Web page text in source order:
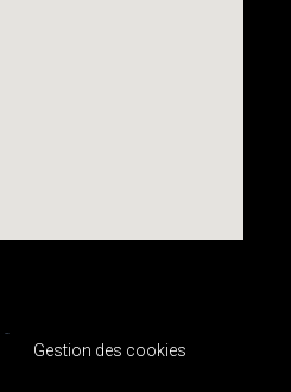
-
Gestion des cookies